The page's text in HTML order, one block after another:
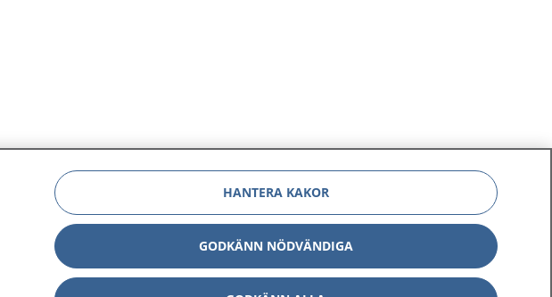
HANTERA KAKOR
GODKÄNN NÖDVÄNDIGA